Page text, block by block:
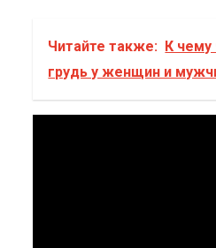
Читайте также: К чему
грудь у женщин и